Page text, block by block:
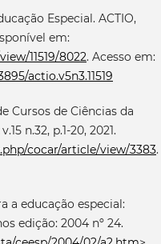
Especial. ACTIO,
em:
11519/8022. Acesso em:
actio.v5n3.11519
Cursos de Ciências da
n.32, p.1-20, 2021.
cocar/article/view/3383.
a educação especial:
edição: 2004 nº 24.